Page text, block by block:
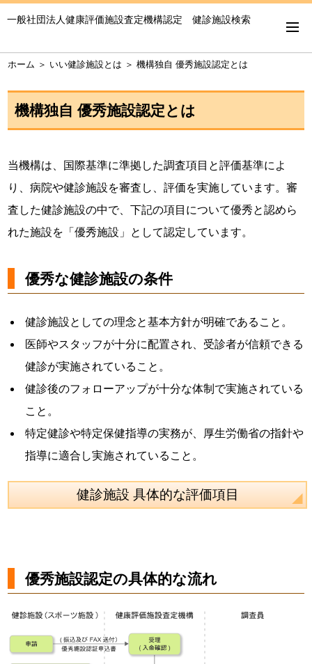
一般社団法人健康評価施設査定機構認定 健診施設検索
ホーム ＞ いい健診施設とは ＞機構独自 優秀施設認定とは
機構独自 優秀施設認定とは
当機構は、国際基準に準拠した調査項目と評価基準によ
り、病院や健診施設を審査し、評価を実施しています。審
査した健診施設の中で、下記の項目について優秀と認めら
れた施設を「優秀施設」として認定しています。
優秀な健診施設の条件
健診施設としての理念と基本方針が明確であること。
医師やスタッフが十分に配置され、受診者が信頼できる
健診が実施されていること。
健診後のフォローアップが十分な体制で実施されている
こと。
特定健診や特定保健指導の実務が、厚生労働省の指針や
指導に適合し実施されていること。
健診施設 具体的な評価項目
優秀施設認定の具体的な流れ